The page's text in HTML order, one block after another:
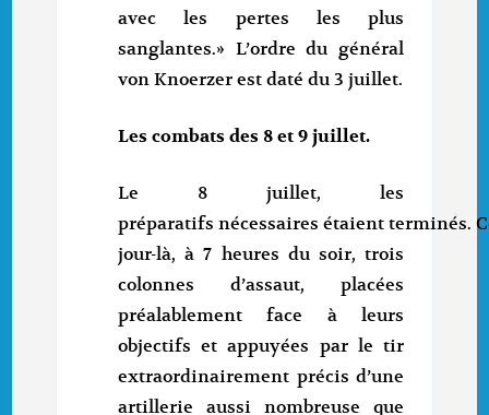
avec les pertes les plus
sanglantes.» L’ordre du général
von Knoerzer est daté du 3 juillet.
Les combats des 8 et 9 juillet.
Le 8 juillet, les
préparatifs nécessaires étaient terminés.
jour-là, à 7 heures du soir, trois
colonnes d’assaut, placées
préalablement face à leurs
objectifs et appuyées par le tir
extraordinairement précis d’une
artillerie aussi nombreuse que